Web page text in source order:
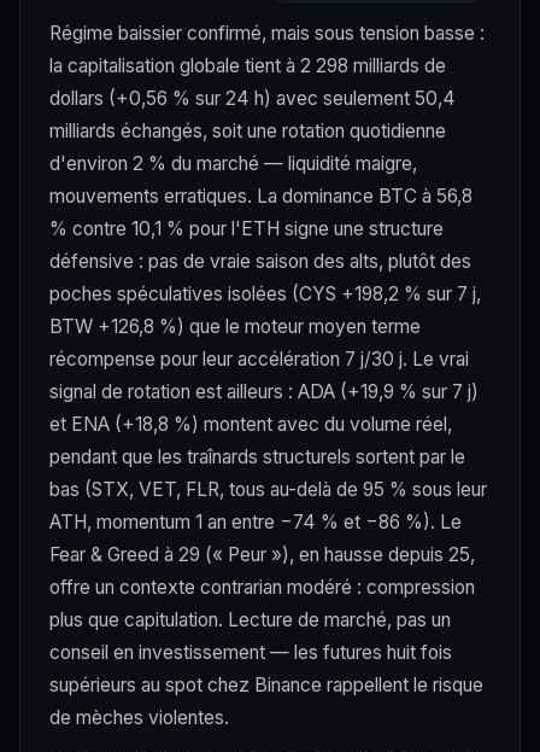
Régime baissier confirmé, mais sous tension basse :
la capitalisation globale tient à 2 298 milliards de
dollars (+0,56 % sur 24 h) avec seulement 50,4
milliards échangés, soit une rotation quotidienne
d'environ 2 % du marché — liquidité maigre,
mouvements erratiques. La dominance BTC à 56,8
% contre 10,1 % pour l'ETH signe une structure
défensive : pas de vraie saison des alts, plutôt des
poches spéculatives isolées (CYS +198,2 % sur 7 j,
BTW +126,8 %) que le moteur moyen terme
récompense pour leur accélération 7 j/30 j. Le vrai
signal de rotation est ailleurs : ADA (+19,9 % sur 7 j)
et ENA (+18,8 %) montent avec du volume réel,
pendant que les traînards structurels sortent par le
bas (STX, VET, FLR, tous au-delà de 95 % sous leur
ATH, momentum 1 an entre −74 % et −86 %). Le
Fear & Greed à 29 (« Peur »), en hausse depuis 25,
offre un contexte contrarian modéré : compression
plus que capitulation. Lecture de marché, pas un
conseil en investissement — les futures huit fois
supérieurs au spot chez Binance rappellent le risque
de mèches violentes.